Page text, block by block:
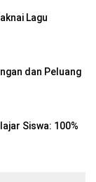
Lagu
dan Peluang
Siswa: 100%